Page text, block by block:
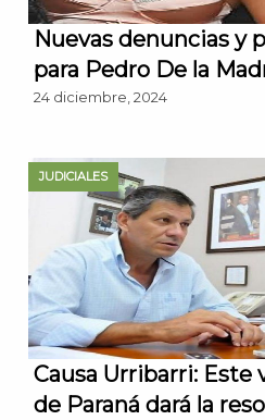
Nuevas denuncias y
para Pedro De la
24 diciembre, 2024
JUDICIALES
Causa Urribarri: Este
de Paraná dará la